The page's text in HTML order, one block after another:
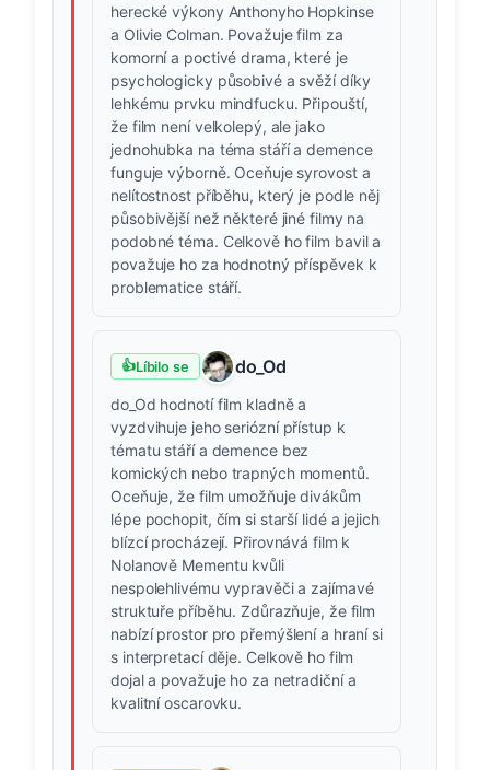
herecké výkony Anthonyho Hopkinse
a Olivie Colman. Považuje film za
komorní a poctivé drama, které je
psychologicky působivé a svěží díky
lehkému prvku mindfucku. Připouští,
že film není velkolepý, ale jako
jednohubka na téma stáří a demence
funguje výborně. Oceňuje syrovost a
nelítostnost příběhu, který je podle něj
působivější než některé jiné filmy na
podobné téma. Celkově ho film bavil a
považuje ho za hodnotný příspěvek k
problematice stáří.
👍Líbilo se do_Od
do_Od hodnotí film kladně a
vyzdvihuje jeho seriózní přístup k
tématu stáří a demence bez
komických nebo trapných momentů.
Oceňuje, že film umožňuje divákům
lépe pochopit, čím si starší lidé a jejich
blízcí procházejí. Přirovnává film k
Nolanově Mementu kvůli
nespolehlivému vypravěči a zajímavé
struktuře příběhu. Zdůrazňuje, že film
nabízí prostor pro přemýšlení a hraní si
s interpretací děje. Celkově ho film
dojal a považuje ho za netradiční a
kvalitní oscarovku.